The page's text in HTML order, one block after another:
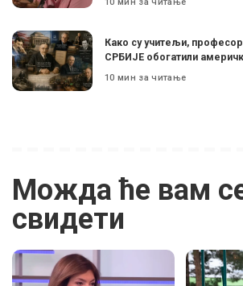
Како су учитељи,
СРБИЈЕ обогатили
10 мин за читање
Можда ће вам
свидети